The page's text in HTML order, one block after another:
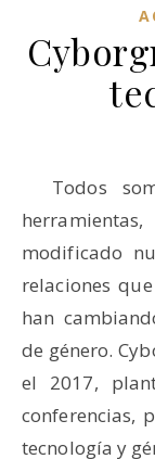
Todos somos ciborgs: vacunas, medicinas,
modificado
relaciones
han
de género.
el 2017,
conferencias,
tecnología y